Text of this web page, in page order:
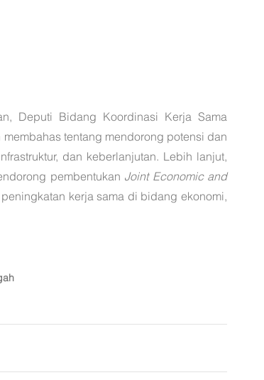
Deputi Bidang Koordinasi Kerja Sama
tentang mendorong potensi dan
dan keberlanjutan. Lebih lanjut,
pembentukan Joint Economic and
kerja sama di bidang ekonomi,